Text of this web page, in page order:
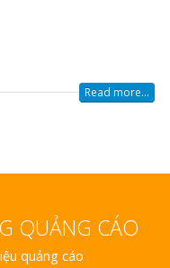
Read more...
QUẢNG CÁO
quảng cáo